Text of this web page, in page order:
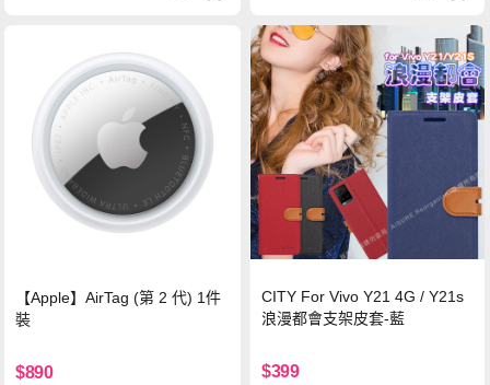
【Apple】AirTag (第 2 代) 1件
裝
$890
CITY For Vivo Y21 4G / Y21s
浪漫都會支架皮套-藍
$399